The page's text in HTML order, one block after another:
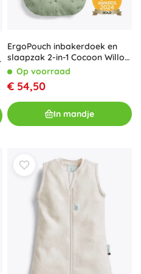
ErgoPouch inbakerdoek en
slaapzak 2-in-1 Cocoon Willow
1 tog (0–3 maanden)
Op voorraad
€ 54,50
In mandje